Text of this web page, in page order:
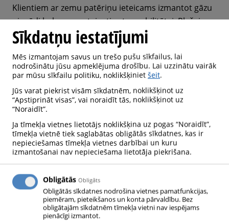
Klientiem ar zemu patēriņu ieteicams izmantot gāzu
piegādi balonos, pateicoties to mobilitātei. Plašais
gāzu un balonu izmēru klāsts ļauj klientiem sasniegt
savus biznesa mērķus. Daudzi rūpnieciskie klienti, kā
arī klienti no pārtikas rūpniecības un ārstniecības
iestādes kā galveno piegādes veidu izvēlas gāzes
balonos un saišķos.
BALONI
Sīkdatņu iestatījumi
Mēs izmantojam savus un trešo pušu sīkfailus, lai
nodrošinātu jūsu apmeklējuma drošību. Lai uzzinātu vairāk
par mūsu sīkfailu politiku, noklikšķiniet šeit.
Jūs varat piekrist visām sīkdatnēm, noklikšķinot uz
“Apstiprināt visas”, vai noraidīt tās, noklikšķinot uz
“Noraidīt”.
Ja tīmekļa vietnes lietotājs noklikšķina uz pogas “Noraidīt”,
tīmekļa vietnē tiek saglabātas obligātās sīkdatnes, kas ir
nepieciešamas tīmekļa vietnes darbībai un kuru
izmantošanai nav nepieciešama lietotāja piekrišana.
Obligātās Obligāts
Obligātās sīkdatnes nodrošina vietnes pamatfunkcijas,
piemēram, pieteikšanos un konta pārvaldību. Bez
obligātajām sīkdatnēm tīmekļa vietni nav iespējams
pienācīgi izmantot.